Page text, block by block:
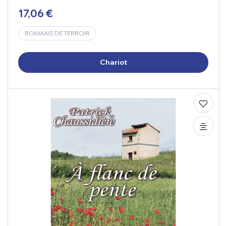
17,06 €
ROMANS DE TERROIR
Chariot